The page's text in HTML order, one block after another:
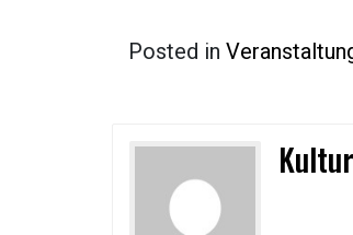
Posted in